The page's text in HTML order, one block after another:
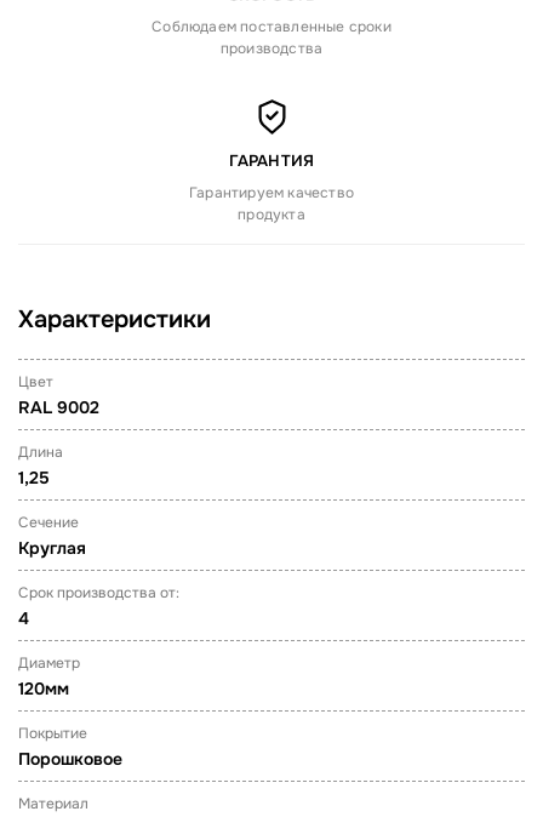
Соблюдаем поставленные сроки
производства
ГАРАНТИЯ
Гарантируем качество
продукта
Характеристики
Цвет
RAL 9002
Длина
1,25
Сечение
Круглая
Срок производства от:
4
Диаметр
120мм
Покрытие
Порошковое
Материал